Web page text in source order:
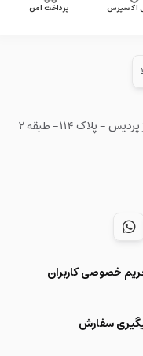
اکسپرس پرداخت امن
سه راه امین حضور - خیابان امیر کبیر - پاساژ پردیس - پلاک ۱۱۴- طبقه ۲
خصوصی کاربران
سفارش